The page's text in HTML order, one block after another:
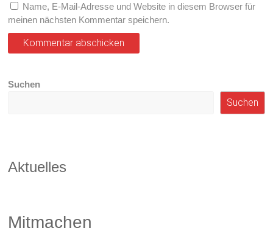
Name, E-Mail-Adresse und Website in diesem Browser für
meinen nächsten Kommentar speichern.
Suchen
Suchen
Aktuelles
Mitmachen